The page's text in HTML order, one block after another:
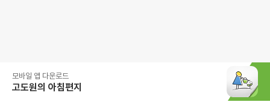
모바일 앱 다운로드
고도원의 아침편지